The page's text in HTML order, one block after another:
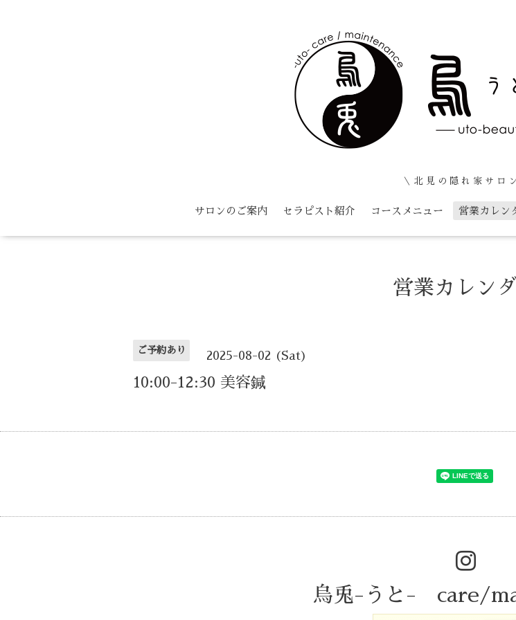
＼ 北 見 の 隠 れ 家 サ ロ
サロンのご案内 セラピスト紹介 コースメニュー 営業カレン
営業カレン
ご予約あり 2025-08-02 (Sat)
10:00-12:30 美容鍼
烏兎-うと- care/